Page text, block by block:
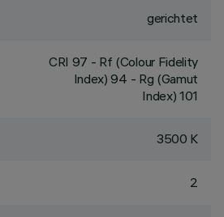
gerichtet
CRI 97 - Rf (Colour Fidelity
Index) 94 - Rg (Gamut
Index) 101
3500 K
2